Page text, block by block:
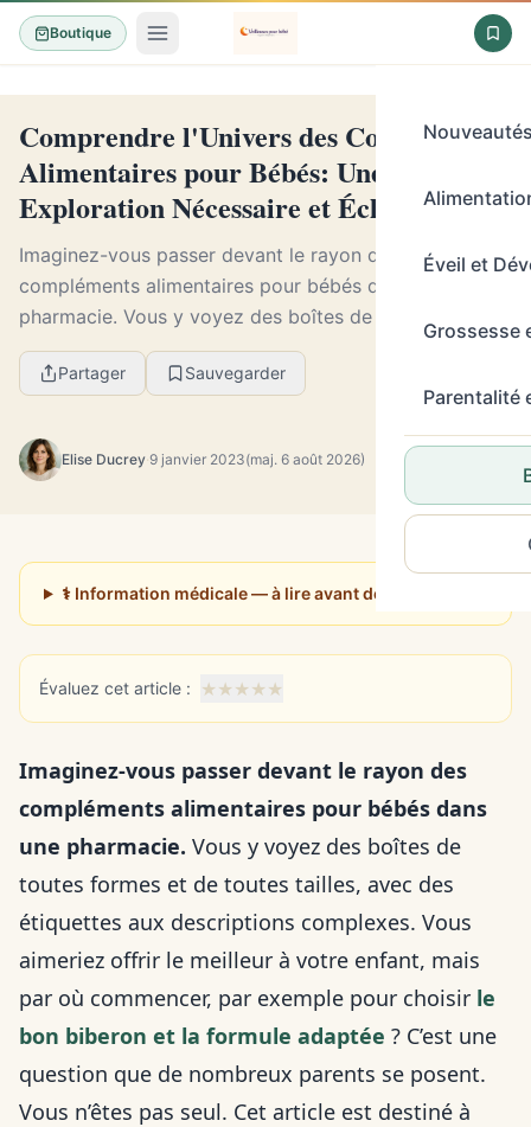
Boutique
Éveil et
Grossesse
Parentalité
Comprendre l'Univers des Compléments
Alimentaires pour Bébés: Une
Exploration Nécessaire et Éclairante
Imaginez-vous passer devant le rayon des
compléments alimentaires pour bébés dans une
pharmacie. Vous y voyez des boîtes de toutes formes
et de toutes tailles, avec des étiquettes aux
descriptions c...
Partager Sauvegarder
Elise Ducrey·9 janvier 2023(maj. 6 août 2026)
⚕️ Information médicale — à lire avant de poursuivre
Évaluez cet article : ★★★★★
Imaginez-vous passer devant le rayon des
compléments alimentaires pour bébés dans
une pharmacie. Vous y voyez des boîtes de
toutes formes et de toutes tailles, avec des
étiquettes aux descriptions complexes. Vous
aimeriez offrir le meilleur à votre enfant, mais
par où commencer, par exemple pour choisir le
bon biberon et la formule adaptée ? C’est une
question que de nombreux parents se posent.
Vous n’êtes pas seul. Cet article est destiné à